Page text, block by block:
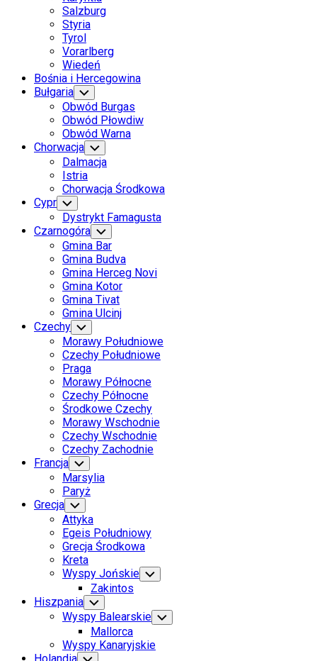
Salzburg
Styria
Tyrol
Vorarlberg
Wiedeń
Bośnia i Hercegowina
Bułgaria Toggle
Child
Menu
Obwód Burgas
Obwód Płowdiw
Obwód Warna
Chorwacja Toggle
Child
Menu
Dalmacja
Istria
Chorwacja Środkowa
Cypr Toggle
Child
Menu
Dystrykt Famagusta
Czarnogóra Toggle
Child
Menu
Gmina Bar
Gmina Budva
Gmina Herceg Novi
Gmina Kotor
Gmina Tivat
Gmina Ulcinj
Czechy Toggle
Child
Menu
Morawy Południowe
Czechy Południowe
Praga
Morawy Północne
Czechy Północne
Środkowe Czechy
Morawy Wschodnie
Czechy Wschodnie
Czechy Zachodnie
Francja Toggle
Child
Menu
Marsylia
Paryż
Grecja Toggle
Child
Menu
Attyka
Egeis Południowy
Grecja Środkowa
Kreta
Wyspy Jońskie Toggle
Child
Zakintos
Current
Page
Hiszpania Toggle
Child
Menu
Wyspy Balearskie Toggle
Child
Mallorca
Current
Page:
Wyspy Kanaryjskie
Toggle